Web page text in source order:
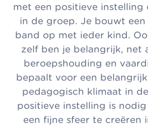
met een positieve instelling
in de groep. Je bouwt
band op met ieder kind.
zelf ben je belangrijk, net
beroepshouding en
bepaalt voor een
pedagogisch klimaat in
positieve instelling is
een fijne sfeer te creëren